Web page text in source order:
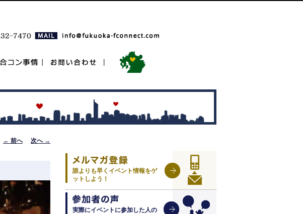
投稿ナビゲ
ーション
← 前へ 次へ →
誰よりも早くイベント情報をゲ
ットしよう！
実際にイベントに参加した人の